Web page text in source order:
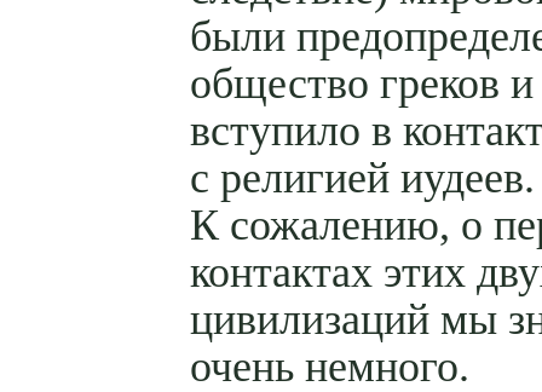
были
общество греков
вступило в
с религией иудеев.
К сожалению, о
контактах этих
цивилизаций мы
очень немного.